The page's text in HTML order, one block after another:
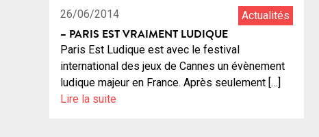
26/06/2014 Actualités
– PARIS EST VRAIMENT LUDIQUE
Paris Est Ludique est avec le festival
international des jeux de Cannes un évènement
ludique majeur en France. Après seulement […]
Lire la suite